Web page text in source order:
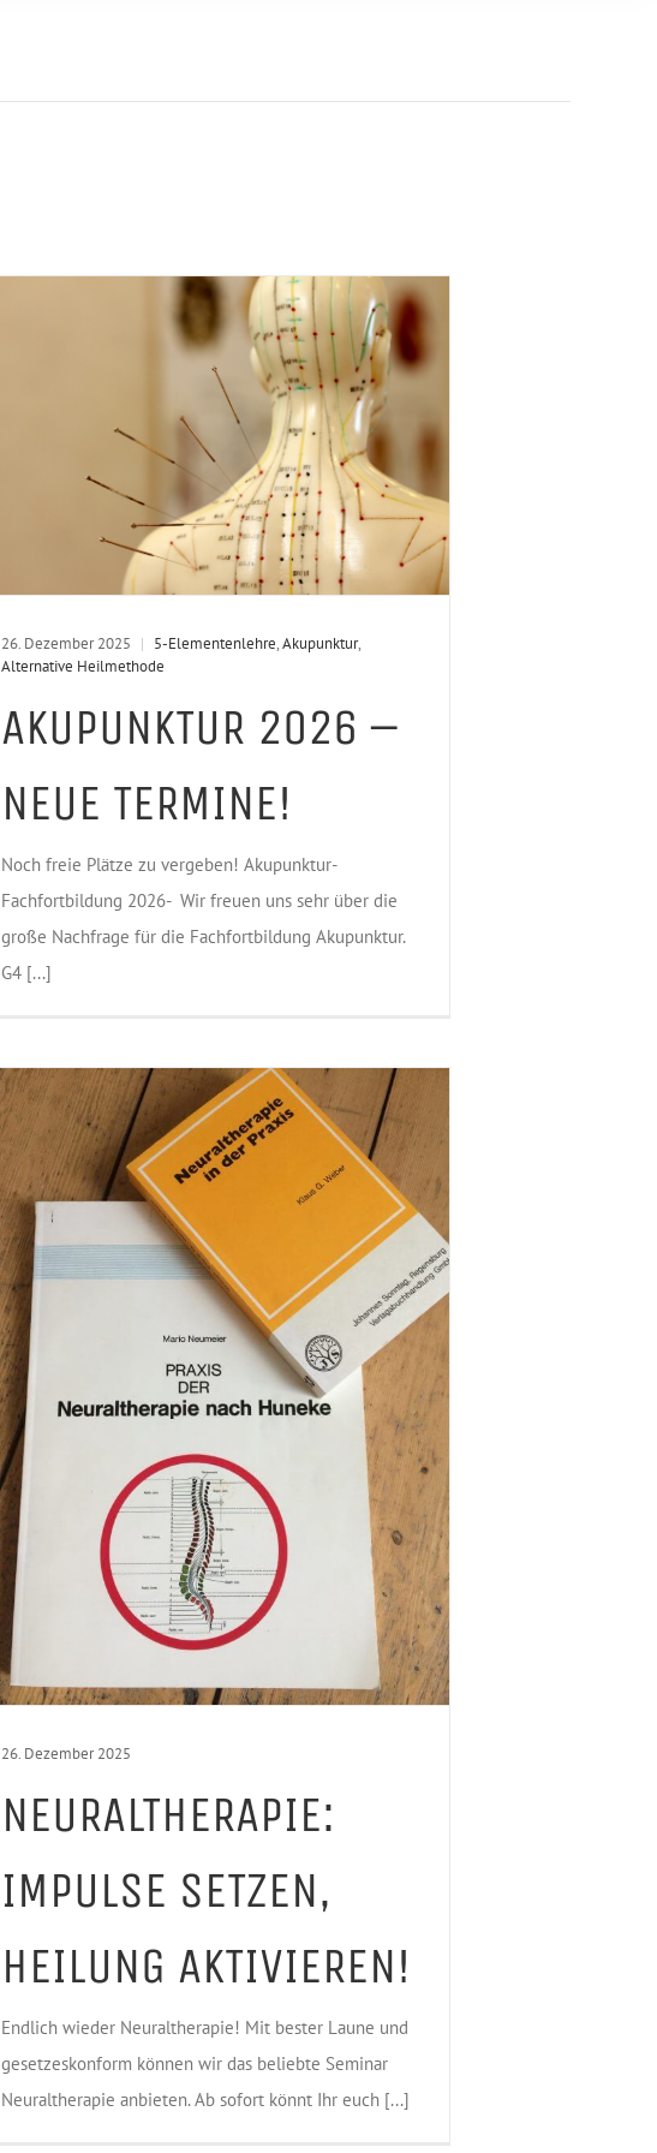
26. Dezember 2025 | 5-Elementenlehre,Akupunktur,
Alternative Heilmethode
AKUPUNKTUR 2026 –
NEUE TERMINE!
Noch freie Plätze zu vergeben! Akupunktur-
Fachfortbildung 2026- Wir freuen uns sehr über die
große Nachfrage für die Fachfortbildung Akupunktur.
G4 [...]
26. Dezember 2025
NEURALTHERAPIE:
IMPULSE SETZEN,
HEILUNG AKTIVIEREN!
Endlich wieder Neuraltherapie! Mit bester Laune und
gesetzeskonform können wir das beliebte Seminar
Neuraltherapie anbieten. Ab sofort könnt Ihr euch [...]